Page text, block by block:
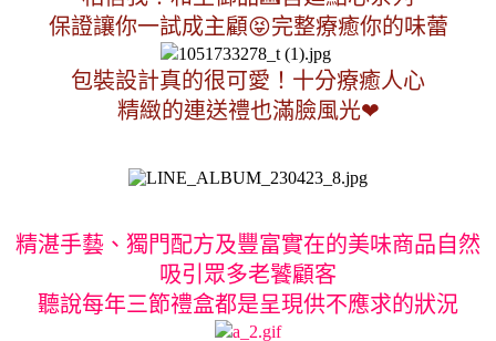
保證讓你一試成主顧😝完整療癒你的味蕾
包裝設計真的很可愛！十分療癒人心
精緻的連送禮也滿臉風光❤
精湛手藝、獨門配方及豐富實在的美味商品自然
吸引眾多老饕顧客
聽說每年三節禮盒都是呈現供不應求的狀況